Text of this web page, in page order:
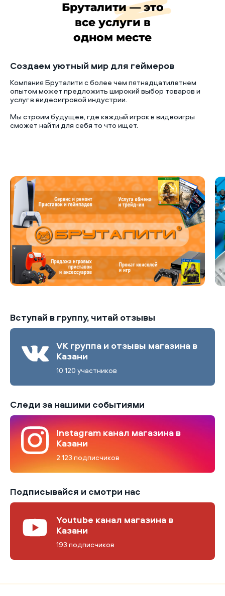
Бруталити — это
все услуги в
одном месте
Создаем уютный мир для геймеров
Компания Бруталити с более чем пятнадцатилетнем
опытом может предложить широкий выбор товаров и
услуг в видеоигровой индустрии.
Мы строим будущее, где каждый игрок в видеоигры
сможет найти для себя то что ищет.
Вступай в группу, читай отзывы
VK группа и отзывы магазина в
Казани
10 120 участников
Следи за нашими событиями
Instagram канал магазина в
Казани
2 123 подписчиков
Подписывайся и смотри нас
Youtube канал магазина в
Казани
193 подписчиков